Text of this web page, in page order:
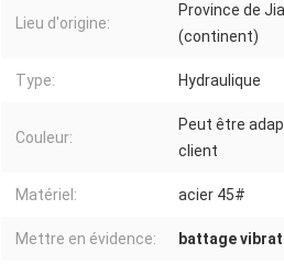
Lieu d'origine:
Province de
(continent)
Type: Hydraulique
Couleur:
Peut être
client
Matériel: acier 45#
Mettre en évidence: battage